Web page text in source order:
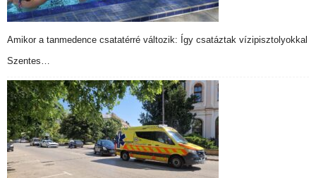
Amikor a tanmedence csatatérré változik: Így csatáztak vízipisztolyokkal
Szentes…